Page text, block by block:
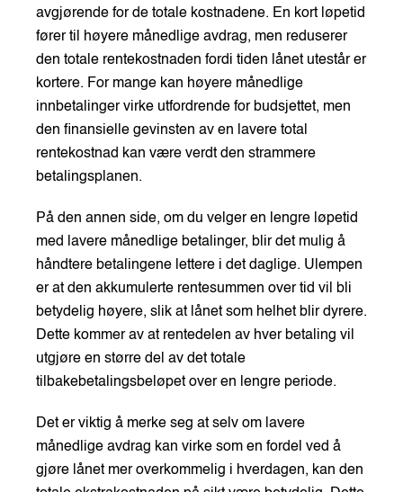
avgjørende for de totale kostnadene. En kort løpetid
fører til høyere månedlige avdrag, men reduserer
den totale rentekostnaden fordi tiden lånet utestår er
kortere. For mange kan høyere månedlige
innbetalinger virke utfordrende for budsjettet, men
den finansielle gevinsten av en lavere total
rentekostnad kan være verdt den strammere
betalingsplanen.
På den annen side, om du velger en lengre løpetid
med lavere månedlige betalinger, blir det mulig å
håndtere betalingene lettere i det daglige. Ulempen
er at den akkumulerte rentesummen over tid vil bli
betydelig høyere, slik at lånet som helhet blir dyrere.
Dette kommer av at rentedelen av hver betaling vil
utgjøre en større del av det totale
tilbakebetalingsbeløpet over en lengre periode.
Det er viktig å merke seg at selv om lavere
månedlige avdrag kan virke som en fordel ved å
gjøre lånet mer overkommelig i hverdagen, kan den